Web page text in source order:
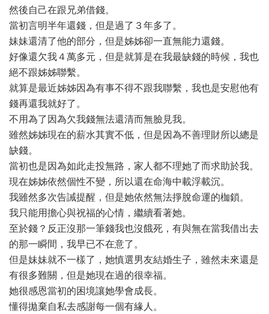
然後自己在跟兄弟借錢。
當初言明半年還錢，但是過了３年多了。
妹妹還清了他的部分，但是姊姊卻一直無能力還錢。
好像還欠我４萬多元，但是就算是在我最缺錢的時候，我也
絕不跟姊姊聯繫。
就算是最近姊姊因為有事不得不跟我聯繫，我也是安慰他有
錢再還我就好了。
不用為了因為欠我錢無法還清而無臉見我。
雖然姊姊現在的薪水其實不低，但是因為不善理財所以總是
缺錢。
當初也是因為如此走投無路，家人都不理她了而求助於我。
現在姊姊依然個性不變，所以還在命海中載浮載沉。
我雖然多次告誡提醒，但是她依然無法掙脫命運的枷鎖。
我只能用擔心與祝福的心情，繼續看著她。
至於錢？反正沒那一筆錢我也沒餓死，有與無在當我借出去
的那一瞬間，我早已不在意了。
但是妹妹就不一樣了，她慎選男友結婚生子，雖然未來還是
有很多難關，但是她現在過的很幸福。
她很感恩當初的困境讓她學會成長。
懂得拋棄自私去感謝每一個有緣人。